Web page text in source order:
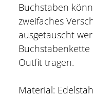
Buchstaben
zweifaches
ausgetauscht
Outfit tragen.
Material: